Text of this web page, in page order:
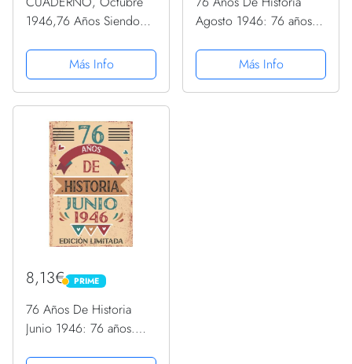
1946,76 Años Siendo
cuaderno, 110 páginas
de felicitaciones, idea
de regalo, regalo Para la
Más Info
Agosto 1946: 76 años.
cuaderno, 110 páginas
de felicitaciones, idea
de regalo, regalo Para la
Más Info
8,13€ PRIME
PRIME
76 Años De Historia
Junio 1946: 76 años.